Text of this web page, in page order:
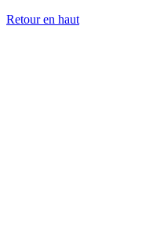
Retour en haut